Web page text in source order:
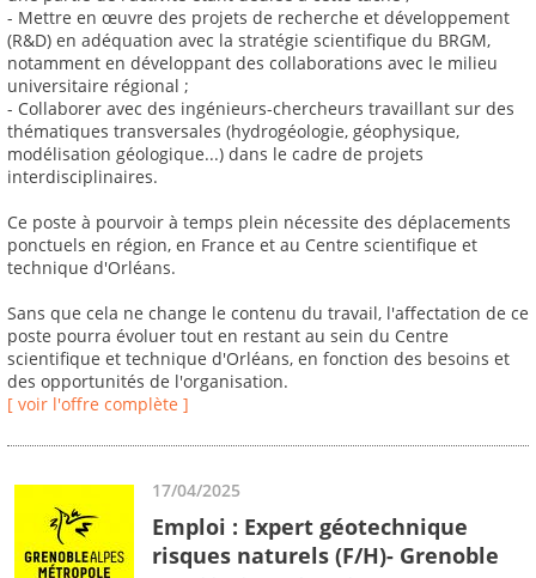
- Mettre en œuvre des projets de recherche et développement
(R&D) en adéquation avec la stratégie scientifique du BRGM,
notamment en développant des collaborations avec le milieu
universitaire régional ;
- Collaborer avec des ingénieurs-chercheurs travaillant sur des
thématiques transversales (hydrogéologie, géophysique,
modélisation géologique...) dans le cadre de projets
interdisciplinaires.
Ce poste à pourvoir à temps plein nécessite des déplacements
ponctuels en région, en France et au Centre scientifique et
technique d'Orléans.
Sans que cela ne change le contenu du travail, l'affectation de ce
poste pourra évoluer tout en restant au sein du Centre
scientifique et technique d'Orléans, en fonction des besoins et
des opportunités de l'organisation.
[ voir l'offre complète ]
17/04/2025
Emploi : Expert géotechnique
risques naturels (F/H)- Grenoble